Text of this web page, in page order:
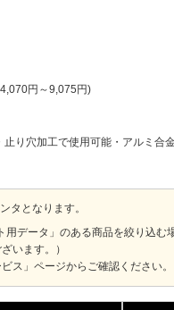
4,070円 ～9,075円
止り穴加工で使用可能・アルミ合
タとなります。
用データ」のある商品を絞り込
います。）
ス」ページからご確認ください。